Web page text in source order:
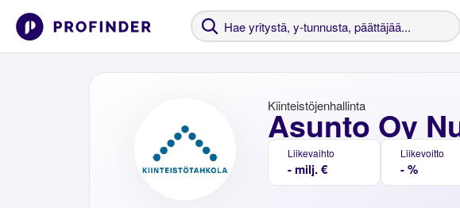
Asunto Oy
Kiinteistöjenhallinta
Liikevaihto
- milj. €
Liikevoitto
- %